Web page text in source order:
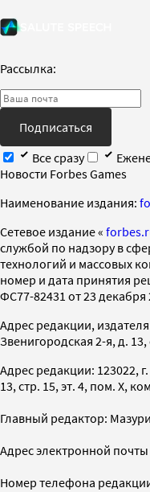
Рассылка:
Подписаться
Все сразу
Новости Forbes Games
Наименование издания:
Cетевое издание «
службой по надзору в
технологий и массовых
номер и дата принятия
ФС77-82431 от 23 декабря
Адрес редакции,
Звенигородская 2-я, д. 13,
Адрес редакции: 123022,
13, стр. 15, эт. 4, пом. X,
Главный редактор:
Адрес электронной
Номер телефона